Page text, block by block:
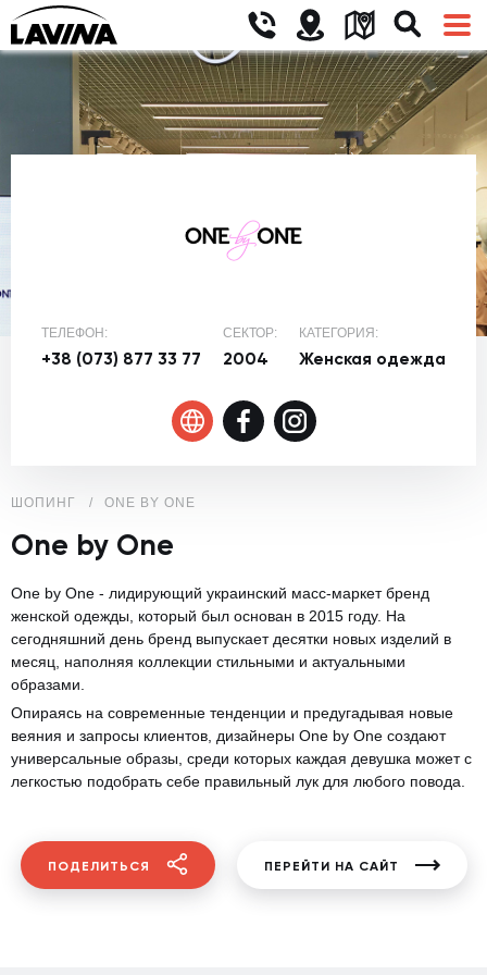
ТЕЛЕФОН:
+38 (073) 877 33 77
СЕКТОР:
2004
КАТЕГОРИЯ:
Женская одежда
ШОПИНГ ONE BY ONE
One by One
One by One - лидирующий украинский масс-маркет бренд
женской одежды, который был основан в 2015 году. На
сегодняшний день бренд выпускает десятки новых изделий в
месяц, наполняя коллекции стильными и актуальными
образами.
Опираясь на современные тенденции и предугадывая новые
веяния и запросы клиентов, дизайнеры One by One создают
универсальные образы, среди которых каждая девушка может с
легкостью подобрать себе правильный лук для любого повода.
ПОДЕЛИТЬСЯ ПЕРЕЙТИ НА САЙТ